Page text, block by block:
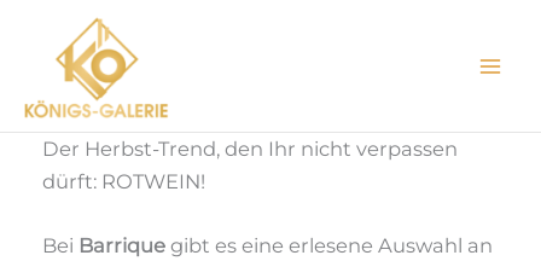
springen
Der Herbst-Trend, den Ihr nicht verpassen
dürft: ROTWEIN!
Bei Barrique gibt es eine erlesene Auswahl an